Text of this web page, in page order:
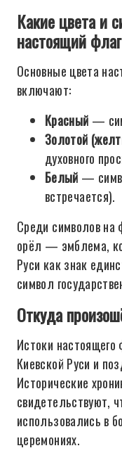
Какие цвета и
настоящий
Основные цвета
включают:
Красный —
Золотой
духовного
Белый —
встречается).
Среди символов на
орёл — эмблема,
Руси как знак
символ
Откуда
Истоки настоящего
Киевской Руси и
Исторические
свидетельствуют,
использовались в
церемониях.